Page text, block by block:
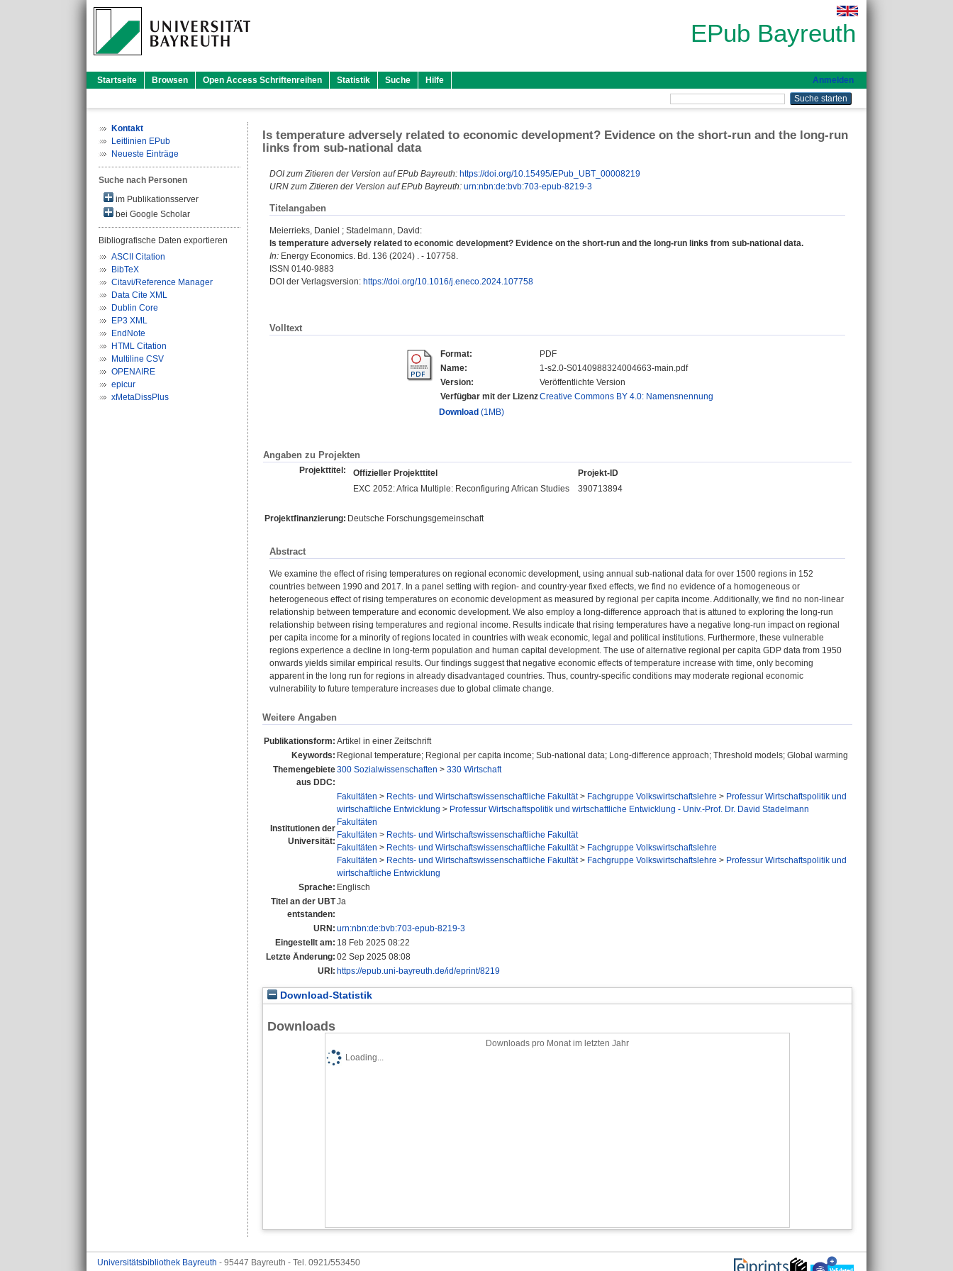
EPub Bayreuth
Startseite Browsen Open Access Schriftenreihen Statistik Suche Hilfe Anmelden
Kontakt
Leitlinien EPub
Neueste Einträge
Suche nach Personen
im Publikationsserver
bei Google Scholar
Bibliografische Daten exportieren
ASCII Citation
BibTeX
Citavi/Reference Manager
Data Cite XML
Dublin Core
EP3 XML
EndNote
HTML Citation
Multiline CSV
OPENAIRE
epicur
xMetaDissPlus
Is temperature adversely related to economic development? Evidence on the short-run and the long-run
links from sub-national data
DOI zum Zitieren der Version auf EPub Bayreuth: https://doi.org/10.15495/EPub_UBT_00008219
URN zum Zitieren der Version auf EPub Bayreuth: urn:nbn:de:bvb:703-epub-8219-3
Titelangaben
Meierrieks, Daniel ; Stadelmann, David :
Is temperature adversely related to economic development? Evidence on the short-run and the long-run links from sub-national data.
In: Energy Economics. Bd. 136 (2024) . - 107758.
ISSN 0140-9883
DOI der Verlagsversion: https://doi.org/10.1016/j.eneco.2024.107758
Volltext
Format:
PDF
Name:
1-s2.0-S0140988324004663-main.pdf
Version:
Veröffentlichte Version
Verfügbar mit der LizenzCreative Commons BY 4.0: Namensnennung
Download (1MB)
Angaben zu Projekten
Projekttitel: Offizieller Projekttitel
Projekt-ID
EXC 2052: Africa Multiple: Reconfiguring African Studies
390713894
Projektfinanzierung: Deutsche Forschungsgemeinschaft
Abstract
We examine the effect of rising temperatures on regional economic development, using annual sub-national data for over 1500 regions in 152
countries between 1990 and 2017. In a panel setting with region- and country-year fixed effects, we find no evidence of a homogeneous or
heterogeneous effect of rising temperatures on economic development as measured by regional per capita income. Additionally, we find no non-linear
relationship between temperature and economic development. We also employ a long-difference approach that is attuned to exploring the long-run
relationship between rising temperatures and regional income. Results indicate that rising temperatures have a negative long-run impact on regional
per capita income for a minority of regions located in countries with weak economic, legal and political institutions. Furthermore, these vulnerable
regions experience a decline in long-term population and human capital development. The use of alternative regional per capita GDP data from 1950
onwards yields similar empirical results. Our findings suggest that negative economic effects of temperature increase with time, only becoming
apparent in the long run for regions in already disadvantaged countries. Thus, country-specific conditions may moderate regional economic
vulnerability to future temperature increases due to global climate change.
Weitere Angaben
Publikationsform: Artikel in einer Zeitschrift
Keywords: Regional temperature; Regional per capita income; Sub-national data; Long-difference approach; Threshold models; Global warming
Themengebiete
aus DDC:
300 Sozialwissenschaften > 330 Wirtschaft
Institutionen der
Universität:
Fakultäten > Rechts- und Wirtschaftswissenschaftliche Fakultät> Fachgruppe Volkswirtschaftslehre > Professur Wirtschaftspolitik und
wirtschaftliche Entwicklung > Professur Wirtschaftspolitik und wirtschaftliche Entwicklung - Univ.-Prof. Dr. David Stadelmann
Fakultäten
Fakultäten > Rechts- und Wirtschaftswissenschaftliche Fakultät
Fakultäten > Rechts- und Wirtschaftswissenschaftliche Fakultät> Fachgruppe Volkswirtschaftslehre
Fakultäten > Rechts- und Wirtschaftswissenschaftliche Fakultät> Fachgruppe Volkswirtschaftslehre > Professur Wirtschaftspolitik und
wirtschaftliche Entwicklung
Sprache: Englisch
Titel an der UBT
entstanden:
Ja
URN: urn:nbn:de:bvb:703-epub-8219-3
Eingestellt am: 18 Feb 2025 08:22
Letzte Änderung: 02 Sep 2025 08:08
URI: https://epub.uni-bayreuth.de/id/eprint/8219
Download-Statistik
Downloads
Downloads pro Monat im letzten Jahr
Loading...
Universitätsbibliothek Bayreuth - 95447 Bayreuth - Tel. 0921/553450